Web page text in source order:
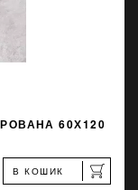
60Х120
В КОШИК